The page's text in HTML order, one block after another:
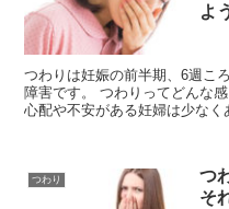
よ
つわりは妊娠の前半期、6週ころから始まり 妊娠
障害です。 つわりってどんな感じ？ 赤ちゃんへの影響はあるの？と
つわり
つ
そ